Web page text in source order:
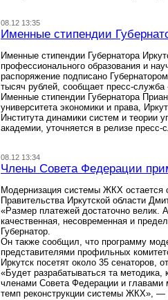
08.12 13:35
Именные стипендии
Именные стипендии Губернатора
профессионального образования и
распоряжение подписано
тысяч рублей, сообщает пресс-служба
Именные стипендии Губернатора
университета экономики и права,
Института динамики систем и теории
академии, уточняется в релизе
08.12 13:34
Члены Совета Федерации
Модернизация системы ЖКХ остается
Правительства Иркутской области
«Размер платежей достаточно
качественная, несовременная и
Губернатор.
Он также сообщил, что программу
представителями профильных
Иркутск посетят около 35 сенаторов,
«Будет разрабатываться та
членами Совета Федерации и главами
темп реконструкции системы ЖКХ», —